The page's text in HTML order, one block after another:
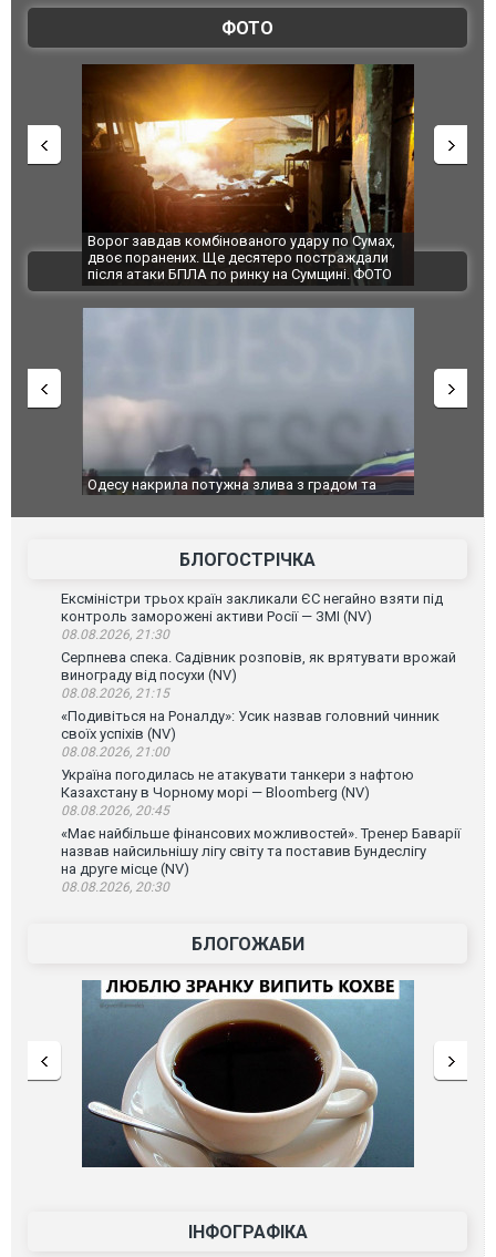
ФОТО
удару по Сумах,
Ще десятеро постраждали
по ринку на Сумщині. ФОТО
За 2000 кілометрів від кордону з
Єкатеринбурзі після атаки дронів
склад Wildberries. ФОТО. ВІДЕО
ВІДЕО
потужна злива з градом та
Вже вивели на тести: Ferrari готує
БЛОГОСТРІЧКА
Ексміністри трьох країн закликали ЄС негайно взяти під
контроль заморожені активи Росії — ЗМІ (NV)
08.08.2026, 21:30
Серпнева спека. Садівник розповів, як врятувати врожай
винограду від посухи (NV)
08.08.2026, 21:15
«Подивіться на Роналду»: Усик назвав головний чинник
своїх успіхів (NV)
08.08.2026, 21:00
Україна погодилась не атакувати танкери з нафтою
Казахстану в Чорному морі — Bloomberg (NV)
08.08.2026, 20:45
«Має найбільше фінансових можливостей». Тренер Баварії
назвав найсильнішу лігу світу та поставив Бундеслігу
на друге місце (NV)
08.08.2026, 20:30
БЛОГОЖАБИ
ІНФОГРАФІКА